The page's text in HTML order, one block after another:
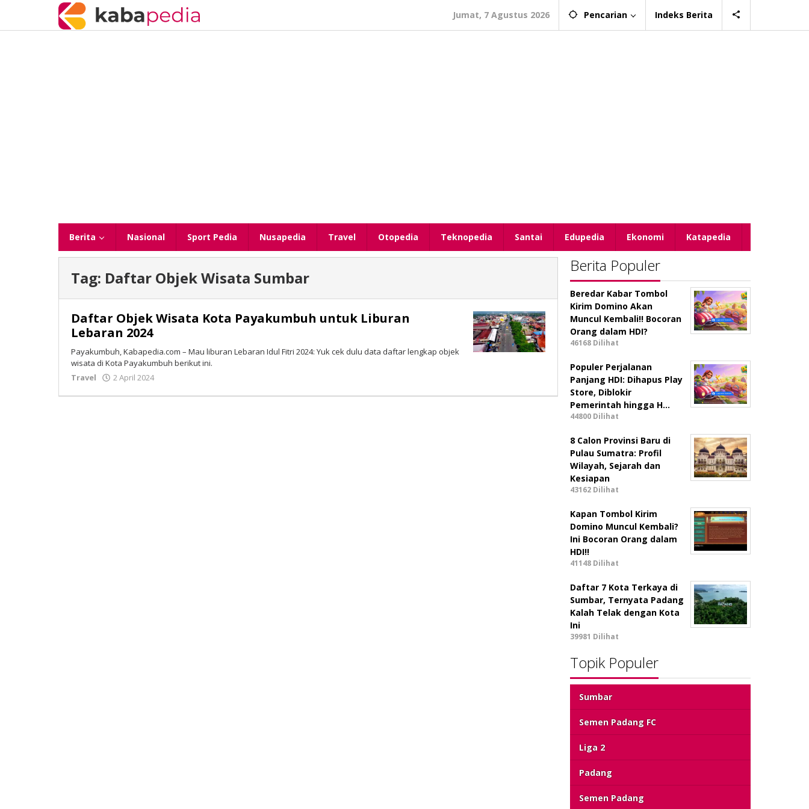
konten
Jumat, 7 Agustus 2026 Pencarian Indeks Berita
Berita Nasional Sport Pedia Nusapedia Travel Otopedia Teknopedia Santai Edupedia Ekonomi Katapedia
Tag: Daftar Objek Wisata Sumbar
Daftar Objek Wisata Kota Payakumbuh untuk Liburan
Lebaran 2024
Payakumbuh, Kabapedia.com – Mau liburan Lebaran Idul Fitri 2024: Yuk cek dulu data daftar lengkap objek
wisata di Kota Payakumbuh berikut ini.
Travel
2 April 2024
Redaksi
Berita Populer
Beredar Kabar Tombol
Kirim Domino Akan
Muncul Kembali!! Bocoran
Orang dalam HDI?
46168 Dilihat
Populer Perjalanan
Panjang HDI: Dihapus Play
Store, Diblokir
Pemerintah hingga H…
44800 Dilihat
8 Calon Provinsi Baru di
Pulau Sumatra: Profil
Wilayah, Sejarah dan
Kesiapan
43162 Dilihat
Kapan Tombol Kirim
Domino Muncul Kembali?
Ini Bocoran Orang dalam
HDI!!
41148 Dilihat
Daftar 7 Kota Terkaya di
Sumbar, Ternyata Padang
Kalah Telak dengan Kota
Ini
39981 Dilihat
Topik Populer
Sumbar
Semen Padang FC
Liga 2
Padang
Semen Padang